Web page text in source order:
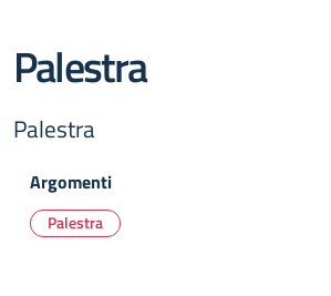
Palestra
Palestra
Argomenti
Palestra